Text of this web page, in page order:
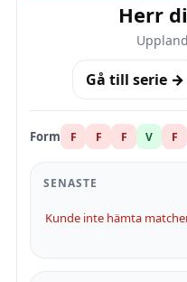
Herr
Gå till serie →
Form F F F V F
SENASTE
Kunde inte hämta